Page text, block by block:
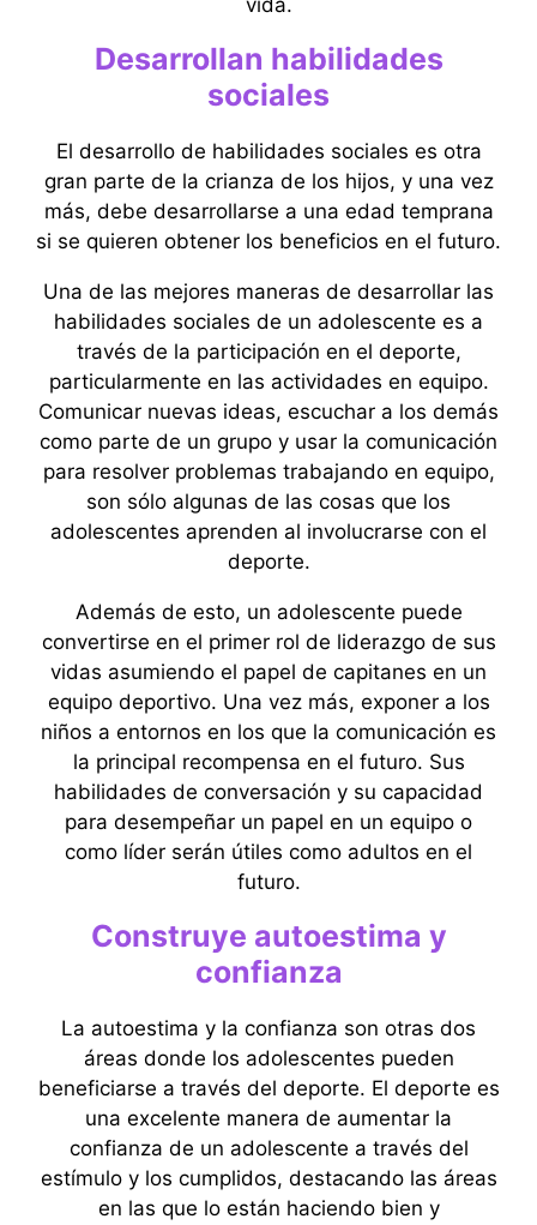
vida.
Desarrollan habilidades
sociales
El desarrollo de habilidades sociales es otra
gran parte de la crianza de los hijos, y una vez
más, debe desarrollarse a una edad temprana
si se quieren obtener los beneficios en el futuro.
Una de las mejores maneras de desarrollar las
habilidades sociales de un adolescente es a
través de la participación en el deporte,
particularmente en las actividades en equipo.
Comunicar nuevas ideas, escuchar a los demás
como parte de un grupo y usar la comunicación
para resolver problemas trabajando en equipo,
son sólo algunas de las cosas que los
adolescentes aprenden al involucrarse con el
deporte.
Además de esto, un adolescente puede
convertirse en el primer rol de liderazgo de sus
vidas asumiendo el papel de capitanes en un
equipo deportivo. Una vez más, exponer a los
niños a entornos en los que la comunicación es
la principal recompensa en el futuro. Sus
habilidades de conversación y su capacidad
para desempeñar un papel en un equipo o
como líder serán útiles como adultos en el
futuro.
Construye autoestima y
confianza
La autoestima y la confianza son otras dos
áreas donde los adolescentes pueden
beneficiarse a través del deporte. El deporte es
una excelente manera de aumentar la
confianza de un adolescente a través del
estímulo y los cumplidos, destacando las áreas
en las que lo están haciendo bien y